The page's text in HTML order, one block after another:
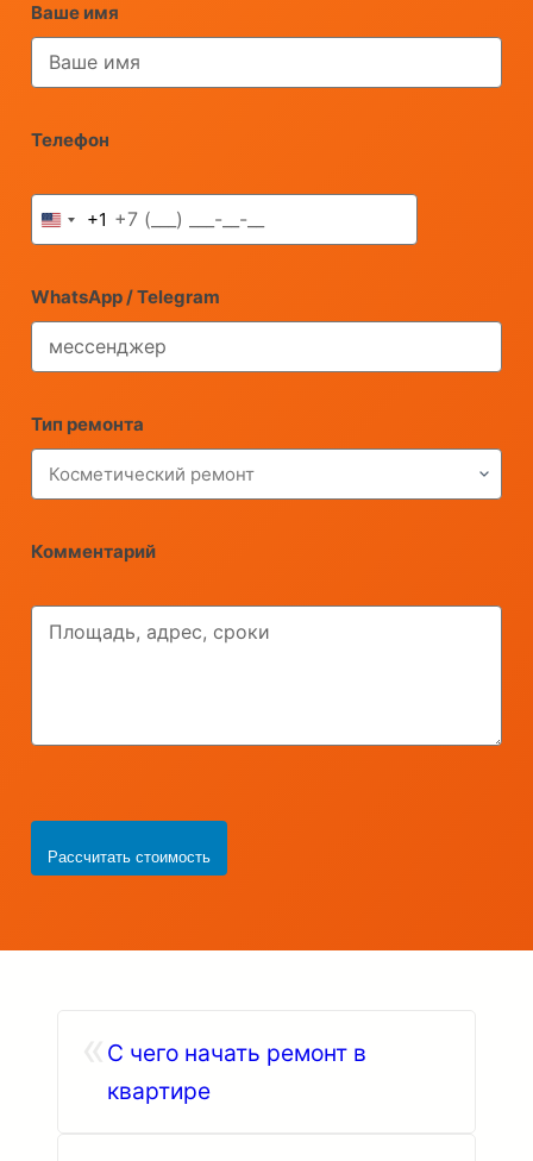
Ваше имя
Телефон
United
+1
+1
WhatsApp / Telegram
Тип ремонта
Комментарий
Рассчитать стоимость
С чего начать ремонт в
квартире